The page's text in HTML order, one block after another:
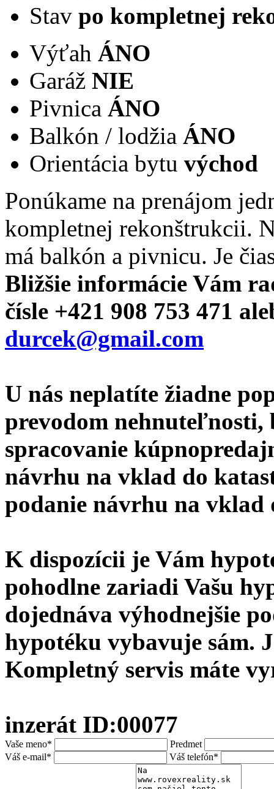
Stav po kompletnej
Výťah ÁNO
Garáž NIE
Pivnica ÁNO
Balkón / lodžia ÁNO
Orientácia bytu východ
Ponúkame na prenájom
kompletnej rekonštrukcii.
má balkón a pivnicu. Je
Bližšie informácie Vám
čísle +421 908 753 471
durcek@gmail.com
U nás neplatíte žiadne
prevodom nehnuteľnosti,
spracovanie
návrhu na vklad do
podanie návrhu na vklad
K dispozícii je Vám
pohodlne zariadi Vašu
dojednáva výhodnejšie
hypotéku vybavuje sám.
Kompletný servis máte
inzerát ID:00077
Vaše meno*
Predmet
Váš e-mail*
Váš telefón*